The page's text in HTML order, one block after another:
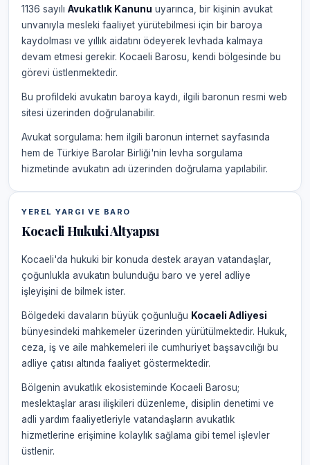
1136 sayılı Avukatlık Kanunu uyarınca, bir kişinin avukat
unvanıyla mesleki faaliyet yürütebilmesi için bir baroya
kaydolması ve yıllık aidatını ödeyerek levhada kalmaya
devam etmesi gerekir. Kocaeli Barosu, kendi bölgesinde bu
görevi üstlenmektedir.
Bu profildeki avukatın baroya kaydı, ilgili baronun resmi web
sitesi üzerinden doğrulanabilir.
Avukat sorgulama: hem ilgili baronun internet sayfasında
hem de Türkiye Barolar Birliği'nin levha sorgulama
hizmetinde avukatın adı üzerinden doğrulama yapılabilir.
YEREL YARGI VE BARO
Kocaeli Hukuki Altyapısı
Kocaeli'da hukuki bir konuda destek arayan vatandaşlar,
çoğunlukla avukatın bulunduğu baro ve yerel adliye
işleyişini de bilmek ister.
Bölgedeki davaların büyük çoğunluğu Kocaeli Adliyesi
bünyesindeki mahkemeler üzerinden yürütülmektedir. Hukuk,
ceza, iş ve aile mahkemeleri ile cumhuriyet başsavcılığı bu
adliye çatısı altında faaliyet göstermektedir.
Bölgenin avukatlık ekosisteminde Kocaeli Barosu;
meslektaşlar arası ilişkileri düzenleme, disiplin denetimi ve
adli yardım faaliyetleriyle vatandaşların avukatlık
hizmetlerine erişimine kolaylık sağlama gibi temel işlevler
üstlenir.